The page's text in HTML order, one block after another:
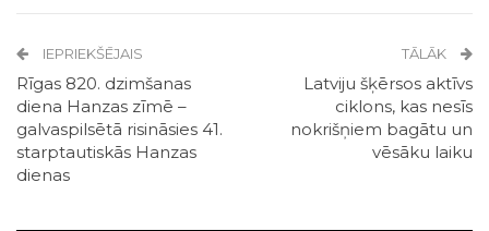
IEPRIEKŠĒJAIS
Rīgas 820. dzimšanas
diena Hanzas zīmē –
galvaspilsētā risināsies 41.
starptautiskās Hanzas
dienas
TĀLĀK
Latviju šķērsos aktīvs
ciklons, kas nesīs
nokrišņiem bagātu un
vēsāku laiku